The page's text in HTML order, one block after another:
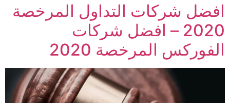
افضل شركات التداول المرخصة
2020 – افضل شركات
الفوركس المرخصة 2020